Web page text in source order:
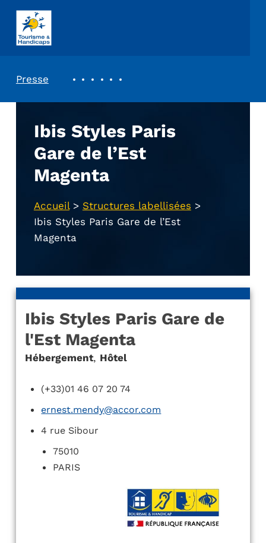
ASSOCIATION TOURISME ET HANDICAPS
Presse
Ibis Styles Paris
Gare de l’Est
Magenta
Accueil> Structures labellisées >
Ibis Styles Paris Gare de l’Est
Magenta
Ibis Styles Paris Gare de
l'Est Magenta
Hébergement, Hôtel
(+33)01 46 07 20 74
ernest.mendy@accor.com
4 rue Sibour
75010
PARIS